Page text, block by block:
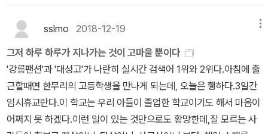
국 선생을 맨 뒤에 배치한 이유는 뭘까. 원래 나이로 따지면 맨 앞쪽에
있을 법한데, 이 시대에 이런 어른도 있으니 기분 좋게 책을 덮으라는
의도일 것 같다. 덕분에 나와 나를 둘러싼 세계에서 유쾌한 것을 떠올
려보았다. 아무것도 반짝하지 않았다.(웃음) 노태강을 보면서 잘 살아
야겠다는 생각을 했다. 그가 어느 칼럼에 인용했던 이황 선생의 말,‘~
결국에는 몸을 깨끗이 하고 의를 행할 뿐...’, 실수를 줄이고, 잘못을 무
서워하는 삶, 잘 사는 삶이다. 도덕적으로 떳떳함이 전부다. 공자의 도
덕을 보수의 대표 가치로 읽을 수 있지만, 나의 부도덕이 세상에 드러
수 없어. 매초 다른 사람으로 분리되고 있잖아. 괜찮아? 괜찮아. 강렬
한 긍정 속에서 다시 태어나. 언니의 냉담에 동참하며. 엄마의 믿음에
부응하며. 돌이킬 수 없는 세례의 끝. 미개한 신앙인 타고난 모으로 입
술을 찌으며 웃을 수 있어. (플라나리아 순간 일부, 베개는 얼마나 많
은 꿈을 견뎌냈나요, 권민경) 종양의 맛, 을 읽는 순간 처녀의 몸으로
잉태라는 걸 모르고 뱃속에 커다란 종양을 키워내고 있었음을 새삼
떠올렸고 그 모든 것이 다 지나갔다고 생각했지만. 채 1년이 지나기도
전에 다시 배를 가르며 내 몸속의 장기를 잘라내야 한다는 걸 생각하
고 예민해졌다. (...)이런 멍청한 생각을 계속하다가 결국 항복했다.
그리고 절절하게 깨달았다. 아프지 말아야 한다. 거창한 얘기를 하려
는 게 아니다. 아주 사소한 아픔이라도 있는 힘껏 피해야 한다. -52~
53쪽!!! 요조 씨는 팔깁스를 한 적이 있었던 것이었던 것이었... 공감
하지 않을 도리가 없죠. 일상생활의 기본 1부터 100까지 하나같이 불
편하지 않은 게 없었을 겁니다. 같은 경험을 했던 것, 그 경험이 몸에
읽었는데 벌써 매료되었다. 하버드동창회에서 노년에 여가를 어떻게
보내냐는 설문을 보냈다. 골프 등 여러 여가생활이 등장한 끝에 작가
가 평생의 업으로 삼은 글쓰기도 포함되어 있었다. 그리고 작가는 노
년에도 왕성하게 활동하기 때문에 은퇴가 없는 직업이고 더 이상 남
겨둘 시간이 없다고 단언한다. 남겨둘 시간이 없다는 건 주부에도 적
용된다. 돈을 받는 가사도우미같이, 수업료를 받는 학원강사같이, 전
문 간병인같이 살림과 육아에 관련된 일을 여러 가지 하려고 들면 남
겨둘 시간 따위는 없다. 주부는 동동거리며 이렇게 여러 가지 일을
sslmo 2018-12-19
그저 하루 하루가 지나가는 것이 고마울 뿐이다
'강릉팬션'과 '대성고'가 나란히 실시간 검색어 1위와 2위다.아침에 출
근할때면 한무리의 고등학생을 만나게 되는데, 오늘은 휑하다.3일간
임시휴교란다.이 학교는 우리 아들이 졸업한 학교이기도 해서 마음이
어쩌지 못 하겠다.이런 일이 있는 것만으로도 황망한데,잘 모르는 사